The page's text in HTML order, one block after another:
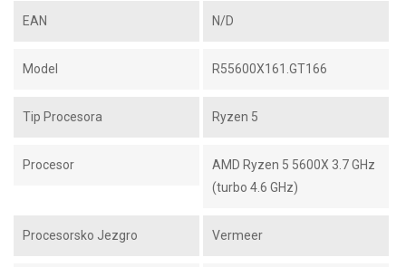
EAN N/D
Model R55600X161.GT166
Tip Procesora Ryzen 5
Procesor
AMD Ryzen 5 5600X 3.7 GHz
(turbo 4.6 GHz)
Procesorsko Jezgro Vermeer